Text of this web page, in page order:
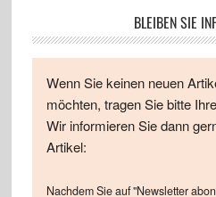
BLEIBEN SIE
Wenn Sie keinen neuen
möchten, tragen Sie bitte
Wir informieren Sie dann
Artikel:
Nachdem Sie auf "Newsletter